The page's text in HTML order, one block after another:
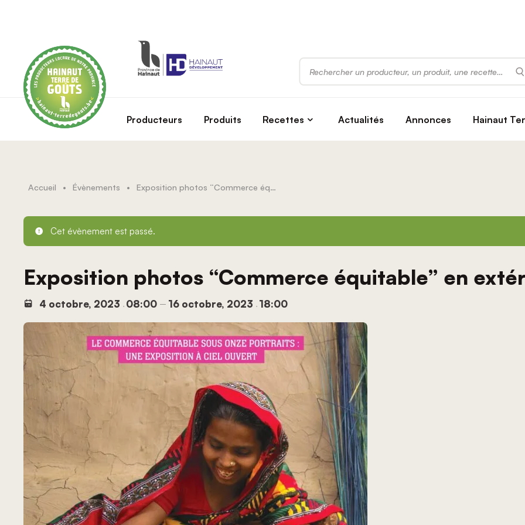
Rechercher
Producteurs Produits Recettes Actualités Annonces Hainaut
Accueil • Évènements • Exposition photos “Commerce équitable” en extérieur
Cet évènement est passé.
Exposition photos “Commerce équitable” en
4 octobre, 2023 , 08:00 – 16 octobre, 2023 , 18:00